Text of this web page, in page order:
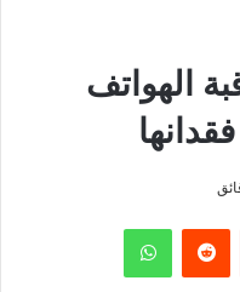
الهواتف
بينتيريست واتساب